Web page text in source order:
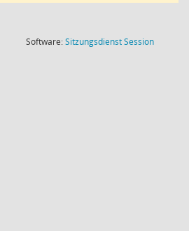
Software:SitzungsdienstSession(Wird in